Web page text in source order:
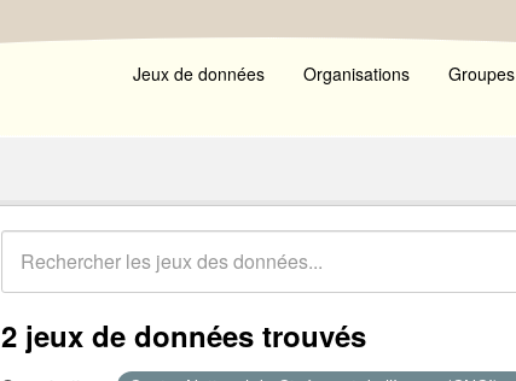
Jeux de données Organisations Groupes
2 jeux de données trouvés